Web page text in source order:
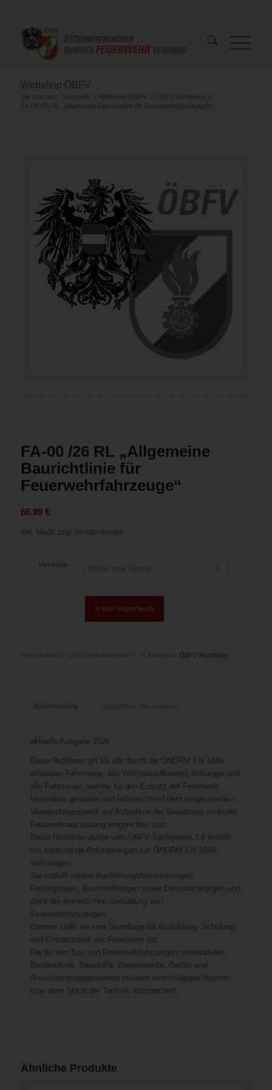
Webshop ÖBFV
Sie sind hier: Startseite / Webshop ÖBFV / ÖBFV Richtlinien
/
FA-00 /26 RL „Allgemeine Baurichtlinie für Feuerwehrfahrzeuge...
FA-00 /26 RL „Allgemeine
Baurichtlinie für
Feuerwehrfahrzeuge“
66,99 €
inkl. MwSt. zzgl. Versandkosten
Version
In den Warenkorb
ÖBFV Richtlinien
aktuelle Ausgabe 2026
Diese Richtlinie gilt für alle durch die ÖNORM EN 1846
erfassten Fahrzeuge, alle Wechselaufbauten, Anhänger und
alle Fahrzeuge, welche für den Einsatz der Feuerwehr
besonders gestaltet und entsprechend dem vorgesehenen
Verwendungszweck zur Aufnahme der Besatzung und/oder
Feuerwehrausrüstung eingerichtet sind.
Diese Richtlinie wurde vom ÖBFV Sachgebiet 3.8 erstellt,
um ergänzende Anforderungen zur ÖNORM EN 1846
festzulegen.
Sie enthält nähere Ausführungsbestimmungen,
Festlegungen, Beschreibungen sowie Einschränkungen und
dient der einheitlichen Gestaltung von
Feuerwehrfahrzeugen.
Ebenso stellt sie eine Grundlage für Ausbildung, Schulung
und Einsatztaktik der Feuerwehr dar.
Die für den Bau von Feuerwehrfahrzeugen verwendeten
Bestandteile, Baustoffe, Bauelemente, Geräte und
Ausrüstungsgegenstände müssen einschlägigen Normen
bzw. dem Stand der Technik entsprechen.
Ähnliche Produkte